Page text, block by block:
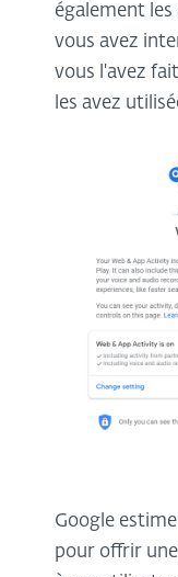
également les
vous avez
vous l'avez
les avez
Google
pour offrir